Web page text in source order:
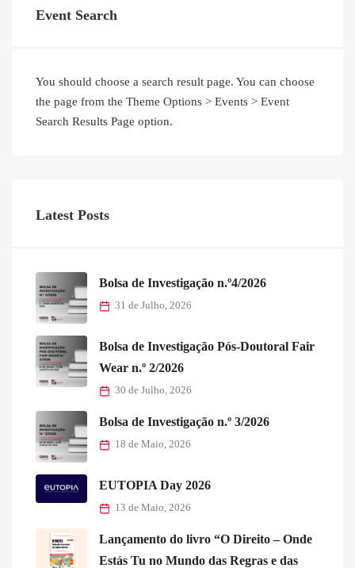
Event Search
You should choose a search result page. You can choose
the page from the Theme Options > Events > Event
Search Results Page option.
Latest Posts
Bolsa de Investigação n.º4/2026
31 de Julho, 2026
Bolsa de Investigação Pós-Doutoral Fair
Wear n.º 2/2026
30 de Julho, 2026
Bolsa de Investigação n.º 3/2026
18 de Maio, 2026
EUTOPIA Day 2026
13 de Maio, 2026
Lançamento do livro “O Direito – Onde
Estás Tu no Mundo das Regras e das